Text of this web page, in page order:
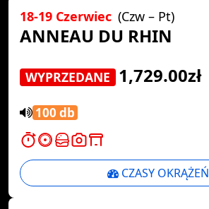
18-19 Czerwiec (Czw – Pt)
ANNEAU DU RHIN
WYPRZEDANE 1,729.00zł
100 db
CZASY OKRĄŻEŃ